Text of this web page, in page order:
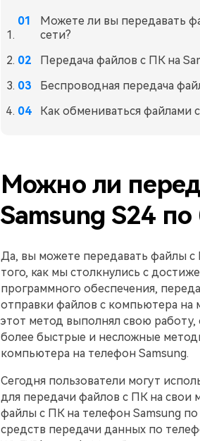
Можете ли вы передавать
сети?
Передача файлов с ПК на
Беспроводная передача
Как обмениваться файлами
Можно ли
Samsung S24
Да, вы можете передавать файлы с
того, как мы столкнулись с
программного обеспечения,
отправки файлов с компьютера на
этот метод выполнял свою
более быстрые и несложные
компьютера на телефон Samsung.
Сегодня пользователи могут
для передачи файлов с ПК на
файлы с ПК на телефон Samsung
средств передачи данных по